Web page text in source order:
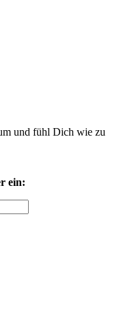
und fühl Dich wie zu
ein: